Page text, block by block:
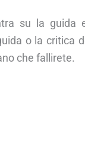
su la guida
o la critica
che fallirete.